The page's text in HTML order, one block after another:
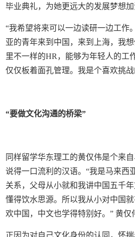
毕业典礼，为她更远大的发展梦想加
“我希望将来可以一边读研一边工作
亚的青年来到中国，来到上海，我
里不一样的HR，能够为年轻人的工
仅仅板着面孔管理。我是个喜欢挑战
“要做文化沟通的桥梁”
同样留学华东理工的黄仅伟是个来
说得一口流利的汉语。“我是马来西
关系，父母从小就和我讲中国五千
懂得饮水思源。所以我从小对中国
欢中国，中文也学得特别好。” 黄仅
正因为对自己文化身份的认同，怀揣